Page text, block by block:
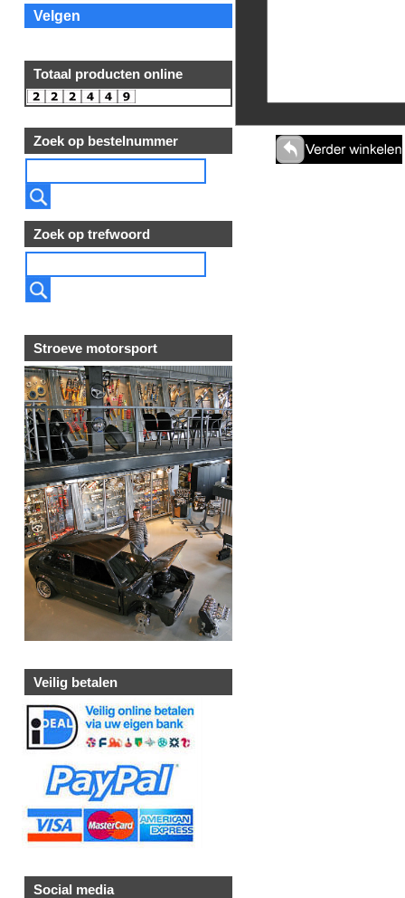
Velgen
Totaal producten online
Zoek op bestelnummer
Zoek op trefwoord
Stroeve motorsport
Veilig betalen
Social media